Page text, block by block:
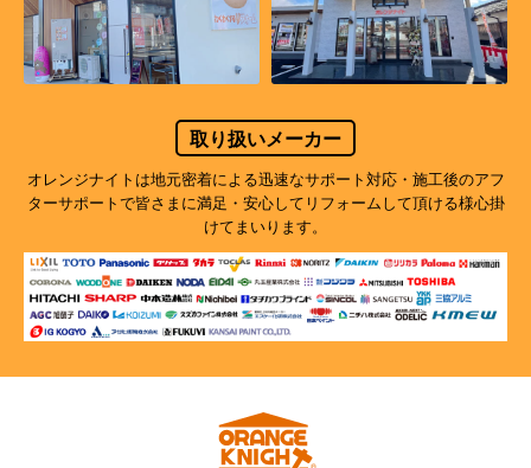
取り扱いメーカー
オレンジナイトは地元密着による迅速なサポート対応・施工後のアフ
ターサポートで皆さまに満足・安心してリフォームして頂ける様心掛
けてまいります。